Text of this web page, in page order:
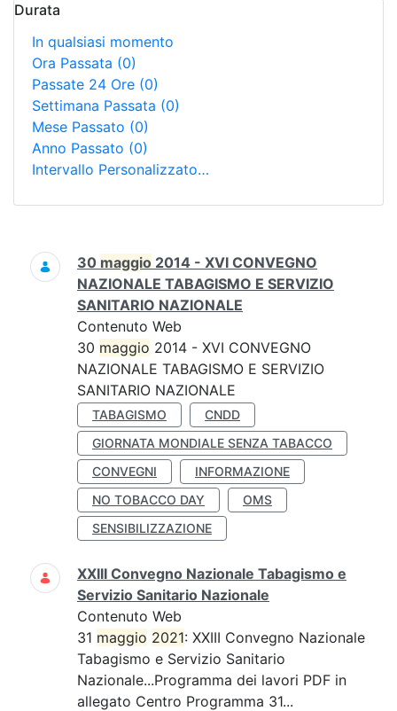
Durata
In qualsiasi momento
Ora Passata (0)
Passate 24 Ore (0)
Settimana Passata (0)
Mese Passato (0)
Anno Passato (0)
Intervallo Personalizzato…
Ricerca
30 maggio 2014 - XVI CONVEGNO
NAZIONALE TABAGISMO E SERVIZIO
SANITARIO NAZIONALE
Contenuto Web
30 maggio 2014 - XVI CONVEGNO
NAZIONALE TABAGISMO E SERVIZIO
SANITARIO NAZIONALE
TABAGISMO
CNDD
GIORNATA MONDIALE SENZA TABACCO
CONVEGNI
INFORMAZIONE
NO TOBACCO DAY
OMS
SENSIBILIZZAZIONE
XXIII Convegno Nazionale Tabagismo e
Servizio Sanitario Nazionale
Contenuto Web
31 maggio 2021: XXIII Convegno Nazionale
Tabagismo e Servizio Sanitario
Nazionale...Programma dei lavori PDF in
allegato Centro Programma 31...